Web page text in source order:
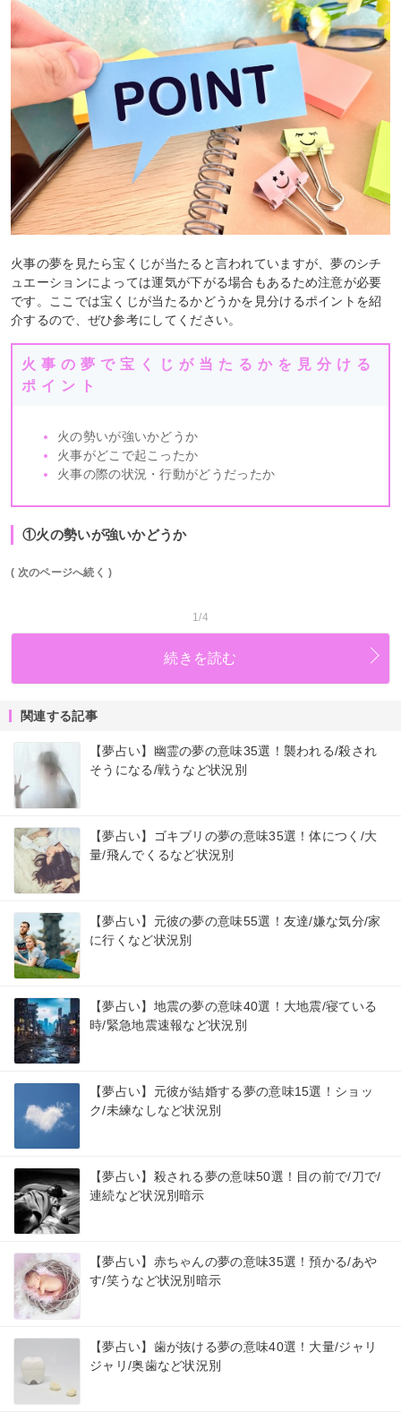
火事の夢を見たら宝くじが当たると言われていますが、夢のシチ
ュエーションによっては運気が下がる場合もあるため注意が必要
です。ここでは宝くじが当たるかどうかを見分けるポイントを紹
介するので、ぜひ参考にしてください。
火事の夢で宝くじが当たるかを見分ける
ポイント
火の勢いが強いかどうか
火事がどこで起こったか
火事の際の状況・行動がどうだったか
①火の勢いが強いかどうか
( 次のページへ続く )
1/4
続きを読む
関連する記事
【夢占い】幽霊の夢の意味35選！襲われる/殺され
そうになる/戦うなど状況別
【夢占い】ゴキブリの夢の意味35選！体につく/大
量/飛んでくるなど状況別
【夢占い】元彼の夢の意味55選！友達/嫌な気分/家
に行くなど状況別
【夢占い】地震の夢の意味40選！大地震/寝ている
時/緊急地震速報など状況別
【夢占い】元彼が結婚する夢の意味15選！ショッ
ク/未練なしなど状況別
【夢占い】殺される夢の意味50選！目の前で/刀で/
連続など状況別暗示
【夢占い】赤ちゃんの夢の意味35選！預かる/あや
す/笑うなど状況別暗示
【夢占い】歯が抜ける夢の意味40選！大量/ジャリ
ジャリ/奥歯など状況別